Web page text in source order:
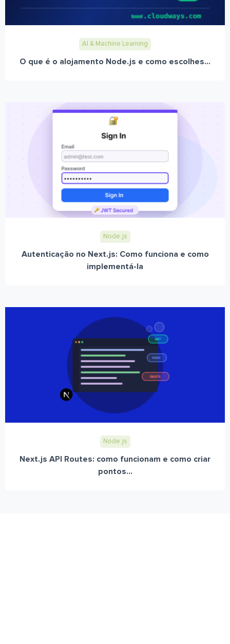
AI & Machine Learning
O que é o alojamento Node.js e como escolhes...
Node.js
Autenticação no Next.js: Como funciona e como
implementá-la
Node.js
Next.js API Routes: como funcionam e como criar
pontos...